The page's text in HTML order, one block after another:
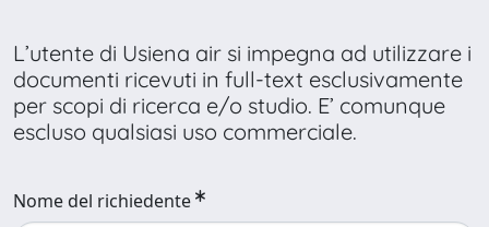
L’utente di Usiena air si impegna ad utilizzare i
documenti ricevuti in full-text esclusivamente
per scopi di ricerca e/o studio. E’ comunque
escluso qualsiasi uso commerciale.
Nome del richiedente